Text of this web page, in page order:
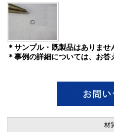
＊サンプル・既製品はありませ
＊事例の詳細については、お答
材